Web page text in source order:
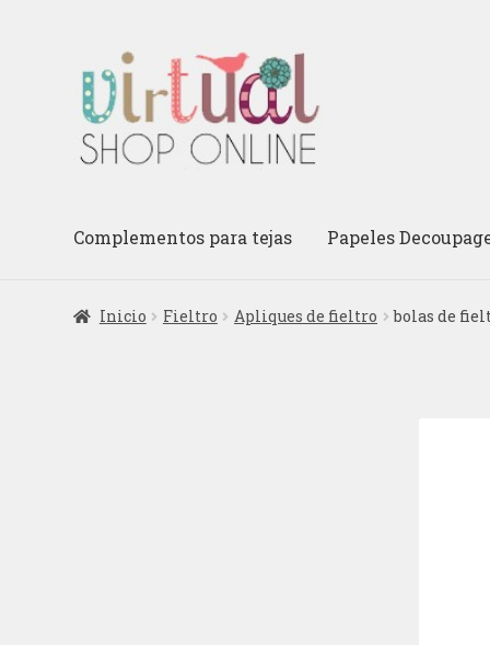
la
navegación
al
contenido
Complementos para tejas Papeles
Inicio Fieltro Apliques de fieltro bolas de